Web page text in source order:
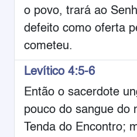
o povo, trará ao
defeito como oferta
cometeu.
Levítico 4:5-6
Então o sacerdote
pouco do sangue do
Tenda do Encontro;